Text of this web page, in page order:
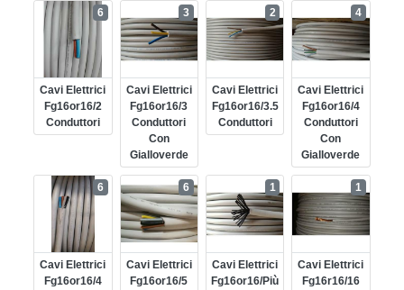
Cavi Elettrici
Fg16or16/2
Conduttori
6
Cavi Elettrici
Fg16or16/3
Conduttori
Con
Gialloverde
3
Cavi Elettrici
Fg16or16/3.5
Conduttori
2
Cavi Elettrici
Fg16or16/4
Conduttori
Con
Gialloverde
4
Cavi Elettrici
Fg16or16/4
6
Cavi Elettrici
Fg16or16/5
6
Cavi Elettrici
Fg16or16/più
1
Cavi Elettrici
Fg16r16/16
1